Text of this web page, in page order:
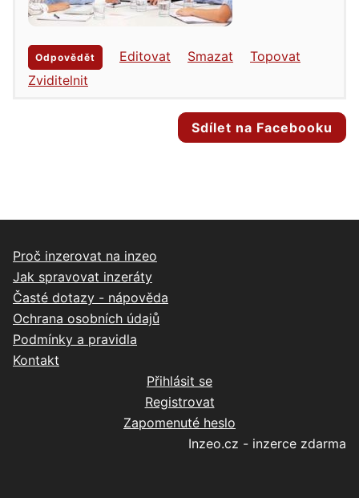
Odpovědět Editovat Smazat
Topovat
Zviditelnit
Sdílet na Facebooku
Proč inzerovat na inzeo
Jak spravovat inzeráty
Časté dotazy - nápověda
Ochrana osobních údajů
Podmínky a pravidla
Kontakt
Přihlásit se
Registrovat
Zapomenuté heslo
Inzeo.cz - inzerce zdarma